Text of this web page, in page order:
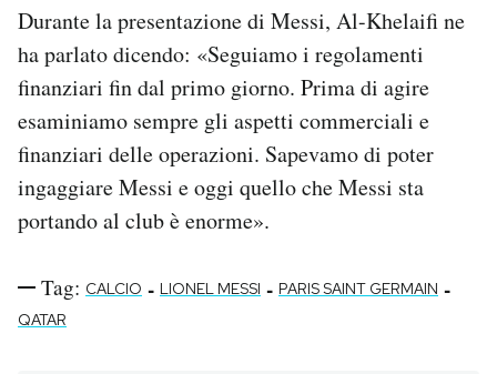
Durante la presentazione di Messi, Al-Khelaifi ne
ha parlato dicendo: «Seguiamo i regolamenti
finanziari fin dal primo giorno. Prima di agire
esaminiamo sempre gli aspetti commerciali e
finanziari delle operazioni. Sapevamo di poter
ingaggiare Messi e oggi quello che Messi sta
portando al club è enorme».
Tag: CALCIO - LIONEL MESSI - PARIS SAINT GERMAIN -
QATAR